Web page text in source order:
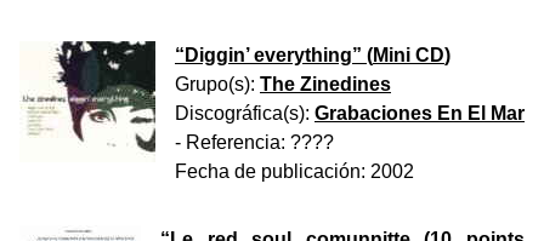
“ Diggin’ everything” (Mini CD)
Grupo(s): The Zinedines
Discográfica(s): Grabaciones En El Mar
- Referencia: ????
Fecha de publicación: 2002